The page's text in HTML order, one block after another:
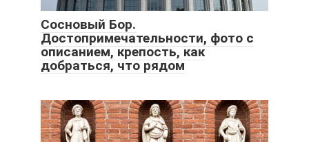
Сосновый Бор.
Достопримечательности, фото с
описанием, крепость, как
добраться, что рядом